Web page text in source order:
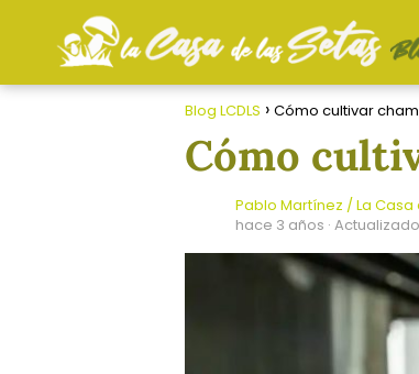
Blog LCDLS Cómo cultivar
Cómo
Pablo Martínez / La Casa
hace 3 años ·